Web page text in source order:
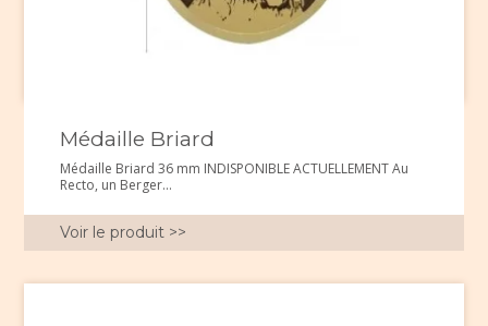
Médaille Briard
Médaille Briard 36 mm INDISPONIBLE ACTUELLEMENT Au
Recto, un Berger...
Voir le produit >>